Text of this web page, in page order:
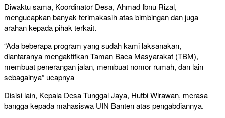
Diwaktu sama, Koordinator Desa, Ahmad Ibnu Rizal,
mengucapkan banyak terimakasih atas bimbingan dan juga
arahan kepada pihak terkait.
“Ada beberapa program yang sudah kami laksanakan,
diantaranya mengaktifkan Taman Baca Masyarakat (TBM),
membuat penerangan jalan, membuat nomor rumah, dan lain
sebagainya” ucapnya
Disisi lain, Kepala Desa Tunggal Jaya, Hutbi Wirawan, merasa
bangga kepada mahasiswa UIN Banten atas pengabdiannya.